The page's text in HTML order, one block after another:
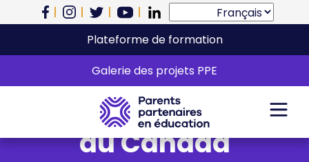
Plateforme de formation
Galerie des projets PPE
Découvrez les services
de l’Agence du revenu
du Canada